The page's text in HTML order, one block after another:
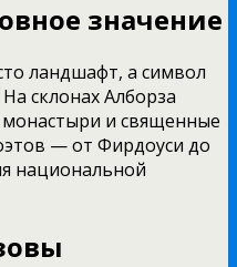
значение
ландшафт, а символ
склонах Алборза
и священные
— от Фирдоуси до
национальной